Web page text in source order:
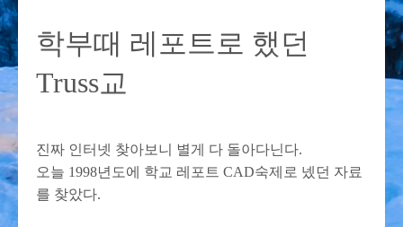
학부때 레포트로 했던
Truss교
진짜 인터넷 찾아보니 별게 다 돌아다닌다.
오늘 1998년도에 학교 레포트 CAD숙제로 넸던 자료
를 찾았다.